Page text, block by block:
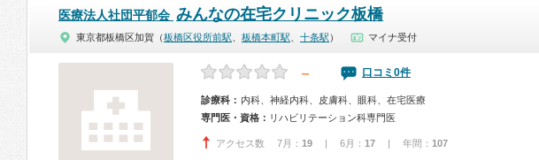
医療法人社団平郁会 みんなの在宅クリニック板橋
東京都板橋区加賀（板橋区役所前駅 板橋本町駅 十条駅 ） マイナ受付
－ 口コミ0件
診療科： 内科、神経内科、皮膚科、眼科、在宅医療
専門医・資格： リハビリテーション科専門医
アクセス数 7月： 19 | 6月： 17 | 年間： 107